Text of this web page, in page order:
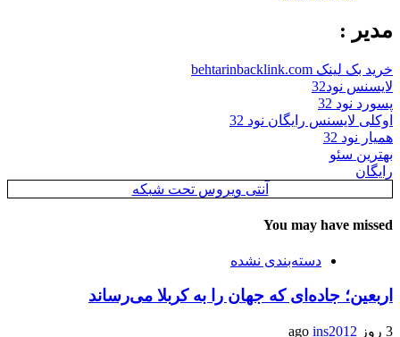
مدیر :
خرید بک لینک behtarinbacklink.com
لایسنس نود32
پسورد نود 32
اوکلی لایسنس رایگان نود 32
همیار نود 32
بهترین سئو
رایگان
آنتی ویروس تحت شبکه
You may have missed
دسته‌بندی نشده
اربعین؛ جاده‌ای که جهان را به کربلا می‌رساند
3 روز ago ins2012